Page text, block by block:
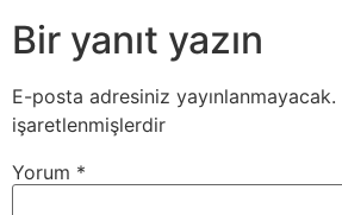
Bir yanıt yazın
E-posta adresiniz yayınlanmayacak.
işaretlenmişlerdir
Yorum *